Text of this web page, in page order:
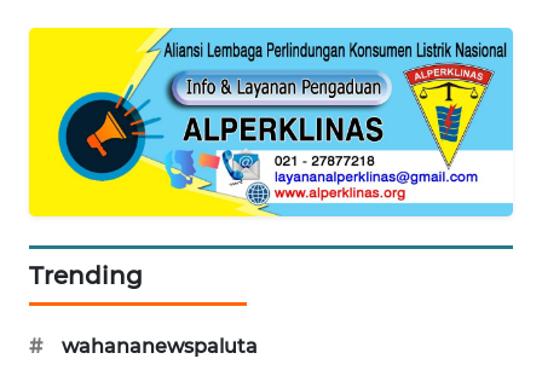
Trending
#
wahananewspaluta
JURNAL
MARITIM
HUMBANG
NEWS
GARONGGANG
NEWS